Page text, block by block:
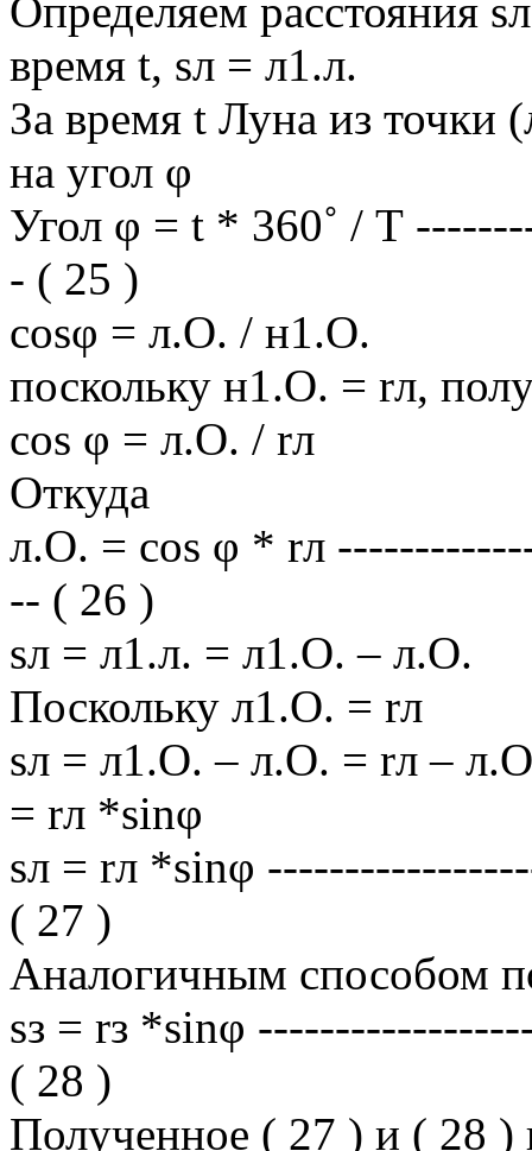
Определяем расстояния
время t, sл = л1.л.
За время t Луна из точки
на угол φ
Угол φ = t * 360˚ / Т
- ( 25 )
cosφ = л.О. / н1.О.
поскольку н1.О. = rл,
cos φ = л.О. / rл
Откуда
л.О. = cos φ * rл
-- ( 26 )
sл = л1.л. = л1.О. – л.О.
Поскольку л1.О. = rл
sл = л1.О. – л.О. = rл –
= rл *sinφ
sл = rл *sinφ
( 27 )
Аналогичным способом
sз = rз *sinφ
( 28 )
Полученное ( 27 ) и ( 28 )